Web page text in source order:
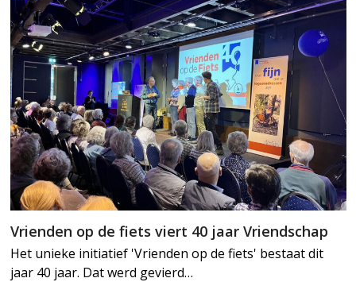
Vrienden op de fiets viert 40 jaar Vriendschap
Het unieke initiatief 'Vrienden op de fiets' bestaat dit
jaar 40 jaar. Dat werd gevierd…